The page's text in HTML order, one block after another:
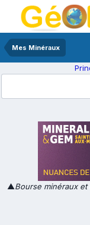
Mes Minéraux
▲Bourse minéraux